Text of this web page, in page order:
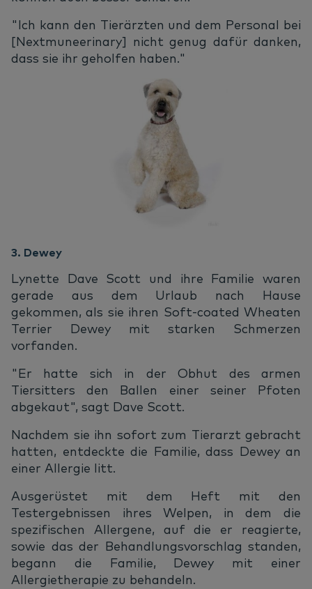
"Ich kann den Tierärzten und dem Personal bei
[Nextmuneerinary] nicht genug dafür danken,
dass sie ihr geholfen haben."
3. Dewey
Lynette Dave Scott und ihre Familie waren
gerade aus dem Urlaub nach Hause
gekommen, als sie ihren Soft-coated Wheaten
Terrier Dewey mit starken Schmerzen
vorfanden.
"Er hatte sich in der Obhut des armen
Tiersitters den Ballen einer seiner Pfoten
abgekaut", sagt Dave Scott.
Nachdem sie ihn sofort zum Tierarzt gebracht
hatten, entdeckte die Familie, dass Dewey an
einer Allergie litt.
Ausgerüstet mit dem Heft mit den
Testergebnissen ihres Welpen, in dem die
spezifischen Allergene, auf die er reagierte,
sowie das der Behandlungsvorschlag standen,
begann die Familie, Dewey mit einer
Allergietherapie zu behandeln.